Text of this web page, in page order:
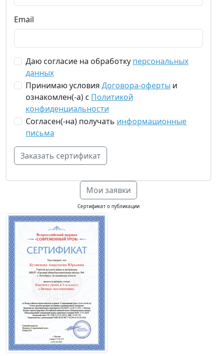
Email
Даю согласие на обработку персональных
данных
Принимаю условия Договора-оферты и
ознакомлен(-а) с Политикой
конфиденциальности
Согласен(-на) получать информационные
письма
Мои заявки
Сертификат о публикации